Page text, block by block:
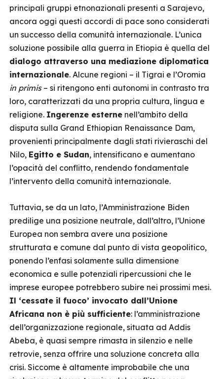
principali gruppi etnonazionali presenti a Sarajevo,
ancora oggi questi accordi di pace sono considerati
un successo della comunità internazionale. L’unica
soluzione possibile alla guerra in Etiopia è quella del
dialogo attraverso una mediazione diplomatica
internazionale. Alcune regioni – il Tigrai e l’Oromia
in primis– si ritengono enti autonomi in contrasto tra
loro, caratterizzati da una propria cultura, lingua e
religione. Ingerenze esterne nell’ambito della
disputa sulla Grand Ethiopian Renaissance Dam,
provenienti principalmente dagli stati rivieraschi del
Nilo, Egitto e Sudan, intensificano e aumentano
l’opacità del conflitto, rendendo fondamentale
l’intervento della comunità internazionale.
Tuttavia, se da un lato, l’Amministrazione Biden
predilige una posizione neutrale, dall’altro, l’Unione
Europea non sembra avere una posizione
strutturata e comune dal punto di vista geopolitico,
ponendo l’enfasi solamente sulla dimensione
economica e sulle potenziali ripercussioni che le
imprese europee potrebbero subire nei prossimi mesi.
Il ‘cessate il fuoco’ invocato dall’Unione
Africana non è più sufficiente: l’amministrazione
dell’organizzazione regionale, situata ad Addis
Abeba, è quasi sempre rimasta in silenzio e nelle
retrovie, senza offrire una soluzione concreta alla
crisi. Siccome è altamente improbabile che una